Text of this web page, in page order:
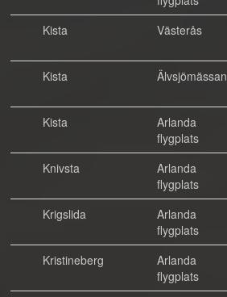
Kista
Västerås
Kista
Älvsjömässan
Kista
Arlanda
flygplats
Knivsta
Arlanda
flygplats
Krigslida
Arlanda
flygplats
Kristineberg
Arlanda
flygplats